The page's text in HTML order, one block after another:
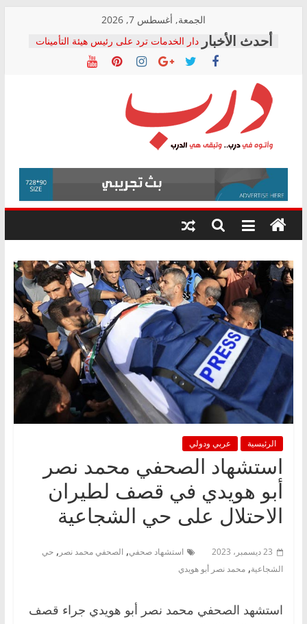
content
الجمعة, أغسطس 7, 2026
دار الخدمات ترد على رئيس هيئة التأمينات
بعد مؤتمره الصحفي: إنكار الأزمة لا ينهي
معاناة أصحاب المعاشات.. ونطالب بكشف
فرحات سليمان يكتب: القطاع الصحي إلى
أين؟
حزب التحالف الشعبي يطلق لجنة “الحق
في الصحة” بالإسكندرية لرصد الانتهاكات
ودعم المرضى
الوزاري لمدينة الصحفيين.. وانتهاء أعمال
إنشاء المبنى الإداري
المجلس القومي لحقوق الإنسان يعلن
متابعة قضية الدكتور محمد زهران.. ويؤكد:
قرينة البراءة وضمانات المحاكمة العادلة
درب
وأتوه
درب..
وتبقى
هي
الرئيسية عربي ودولي
استشهاد الصحفي محمد نصر
أبو هويدي في قصف لطيران
الاحتلال على حي الشجاعية
23 ديسمبر، 2023 استشهاد صحفي, الصحفي محمد نصر , حي
الشجاعية, محمد نصر أبو هويدي
استشهد الصحفي محمد نصر أبو هويدي جراء قصف